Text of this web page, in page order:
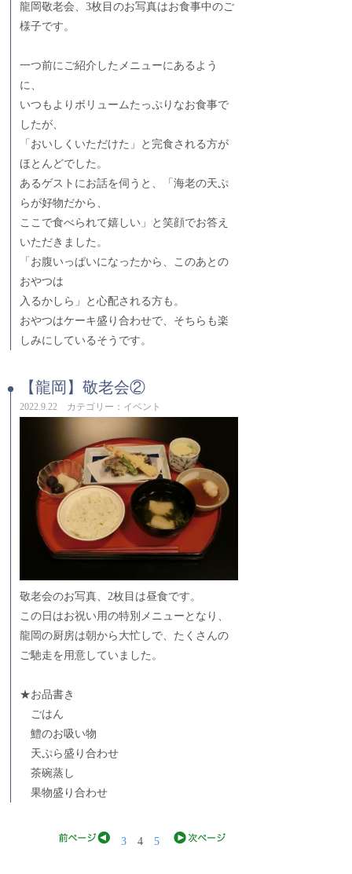
龍岡敬老会、3枚目のお写真はお食事中のご
様子です。
一つ前にご紹介したメニューにあるよう
に、
いつもよりボリュームたっぷりなお食事で
したが、
「おいしくいただけた」と完食される方が
ほとんどでした。
あるゲストにお話を伺うと、「海老の天ぷ
らが好物だから、
ここで食べられて嬉しい」と笑顔でお答え
いただきました。
「お腹いっぱいになったから、このあとの
おやつは
入るかしら」と心配される方も。
おやつはケーキ盛り合わせで、そちらも楽
しみにしているそうです。
【龍岡】敬老会②
2022.9.22 カテゴリー：イベント
敬老会のお写真、2枚目は昼食です。
この日はお祝い用の特別メニューとなり、
龍岡の厨房は朝から大忙しで、たくさんの
ご馳走を用意していました。
★お品書き
ごはん
鱧のお吸い物
天ぷら盛り合わせ
茶碗蒸し
果物盛り合わせ
34 5